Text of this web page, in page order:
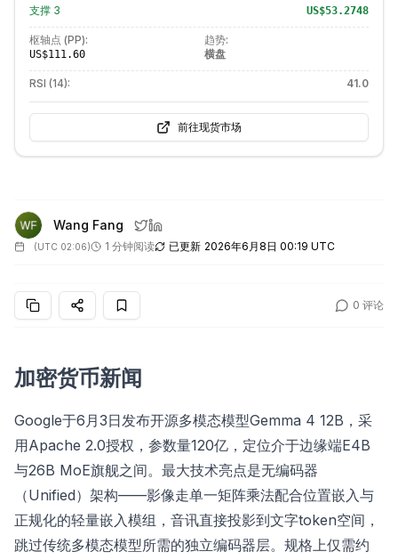
支撑 3 US$53.2748
枢轴点 (PP):
US$111.60
趋势:
横盘
RSI (14): 41.0
前往现货市场
Wang Fang
(UTC 02:06) 1 分钟阅读 已更新 2026年6月8日 00:19 UTC
0 评论
加密货币新闻
Google于6月3日发布开源多模态模型Gemma 4 12B，采
用Apache 2.0授权，参数量120亿，定位介于边缘端E4B
与26B MoE旗舰之间。最大技术亮点是无编码器
（Unified）架构——影像走单一矩阵乘法配合位置嵌入与
正规化的轻量嵌入模组，音讯直接投影到文字token空间，
跳过传统多模态模型所需的独立编码器层。规格上仅需约